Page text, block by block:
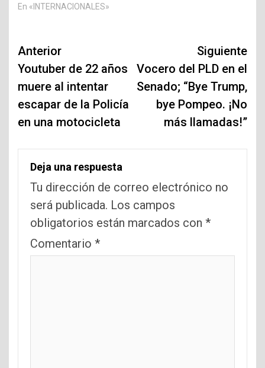
En «INTERNACIONALES»
Navegación
de
entradas
Anterior
Youtuber de 22 años
muere al intentar
escapar de la Policía
en una motocicleta
Siguiente
Vocero del PLD en el
Senado; “Bye Trump,
bye Pompeo. ¡No
más llamadas!”
Deja una respuesta
Tu dirección de correo electrónico no
será publicada. Los campos
obligatorios están marcados con *
Comentario *